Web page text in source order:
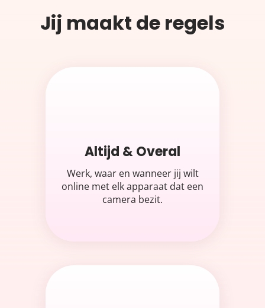
Jij maakt de regels
Altijd & Overal
Werk, waar en wanneer jij wilt
online met elk apparaat dat een
camera bezit.